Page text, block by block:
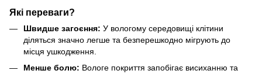
Які переваги?
Швидше загоєння: У вологому середовищі клітини
діляться значно легше та безперешкодно мігрують до
місця ушкодження.
Менше болю: Вологе покриття запобігає висиханню та